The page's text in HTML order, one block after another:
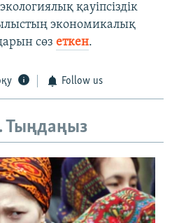
қауіпсіздік
экономикалық
сөз еткен.
Follow us
Тыңдаңыз